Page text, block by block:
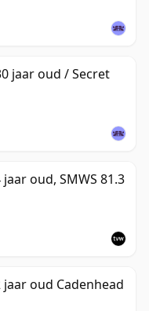
jaar oud / Secret
oud, SMWS 81.3
jaar oud Cadenhead